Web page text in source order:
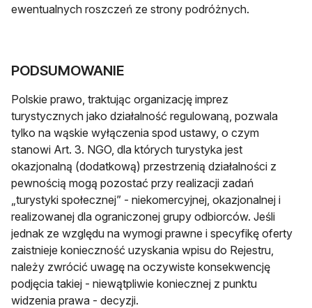
ewentualnych roszczeń ze strony podróżnych.
PODSUMOWANIE
Polskie prawo, traktując organizację imprez
turystycznych jako działalność regulowaną, pozwala
tylko na wąskie wyłączenia spod ustawy, o czym
stanowi Art. 3. NGO, dla których turystyka jest
okazjonalną (dodatkową) przestrzenią działalności z
pewnością mogą pozostać przy realizacji zadań
„turystyki społecznej” - niekomercyjnej, okazjonalnej i
realizowanej dla ograniczonej grupy odbiorców. Jeśli
jednak ze względu na wymogi prawne i specyfikę oferty
zaistnieje konieczność uzyskania wpisu do Rejestru,
należy zwrócić uwagę na oczywiste konsekwencję
podjęcia takiej - niewątpliwie koniecznej z punktu
widzenia prawa - decyzji.